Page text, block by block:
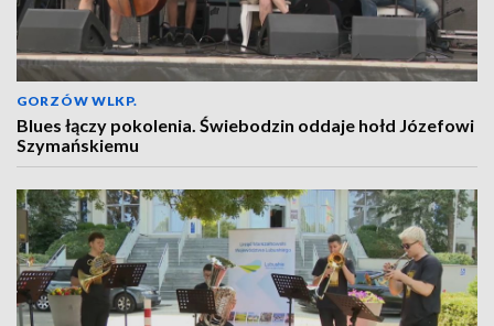
GORZÓW WLKP.
Blues łączy pokolenia. Świebodzin oddaje hołd Józefowi
Szymańskiemu